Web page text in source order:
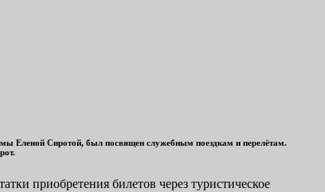
Еленой Сиротой, был посвящен служебным поездкам и перелётам.
приобретения билетов через туристическое